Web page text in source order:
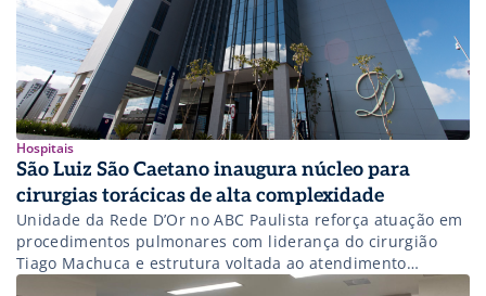
para equipes cirúrgicas e eleva o padrão de precisão,
segurança e recuperação dos pacientes. Com esse […]
Hospitais
São Luiz São Caetano inaugura núcleo para
cirurgias torácicas de alta complexidade
Unidade da Rede D’Or no ABC Paulista reforça atuação em
procedimentos pulmonares com liderança do cirurgião
Tiago Machuca e estrutura voltada ao atendimento
integral.